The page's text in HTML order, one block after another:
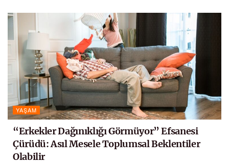
YAŞAM
“Erkekler Dağınıklığı Görmüyor” Efsanesi
Çürüdü: Asıl Mesele Toplumsal Beklentiler
Olabilir